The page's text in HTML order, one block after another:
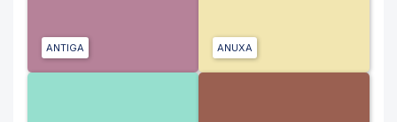
ANTIGA ANUXA